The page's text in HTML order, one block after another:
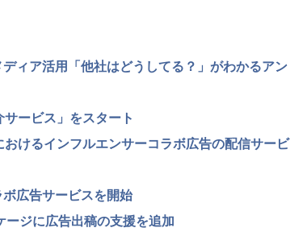
ィア活用「他社はどうしてる？」がわかるアン
ービス」をスタート
けるインフルエンサーコラボ広告の配信サービ
広告サービスを開始
ジに広告出稿の支援を追加